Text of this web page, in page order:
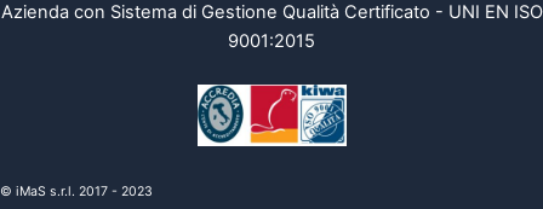
Azienda con Sistema di Gestione Qualità Certificato - UNI EN ISO
9001:2015
© iMaS s.r.l. 2017 - 2023